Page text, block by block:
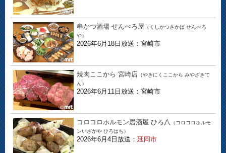
串かつ酒場 せんべろ屋 （くしかつさかば せんべろ
や）
2026年6月18日放送：宮崎市
焼肉ここから 宮崎店 （やきにくここから みやざきて
ん）
2026年6月11日放送：宮崎市
コロコロホルモン居酒屋 ひろ八
（コロコロホルモ
ンいざかや ひろはち）
2026年6月4日放送： 延岡市